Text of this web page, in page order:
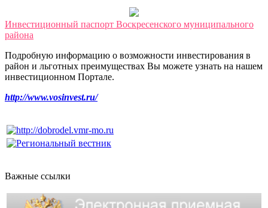
Инвестиционный паспорт Воскресенского муниципального
района
Подробную информацию о возможности инвестирования в
район и льготных преимуществах Вы можете узнать на нашем
инвестиционном Портале.
http://www.vosinvest.ru/
Важные ссылки